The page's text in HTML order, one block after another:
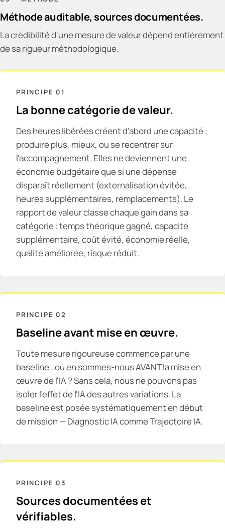
Méthode auditable, sources documentées.
La crédibilité d'une mesure de valeur dépend entièrement
de sa rigueur méthodologique.
PRINCIPE 01
La bonne catégorie de valeur.
Des heures libérées créent d'abord une capacité :
produire plus, mieux, ou se recentrer sur
l'accompagnement. Elles ne deviennent une
économie budgétaire que si une dépense
disparaît réellement (externalisation évitée,
heures supplémentaires, remplacements). Le
rapport de valeur classe chaque gain dans sa
catégorie : temps théorique gagné, capacité
supplémentaire, coût évité, économie réelle,
qualité améliorée, risque réduit.
PRINCIPE 02
Baseline avant mise en œuvre.
Toute mesure rigoureuse commence par une
baseline : où en sommes-nous AVANT la mise en
œuvre de l'IA ? Sans cela, nous ne pouvons pas
isoler l'effet de l'IA des autres variations. La
baseline est posée systématiquement en début
de mission — Diagnostic IA comme Trajectoire IA.
PRINCIPE 03
Sources documentées et
vérifiables.